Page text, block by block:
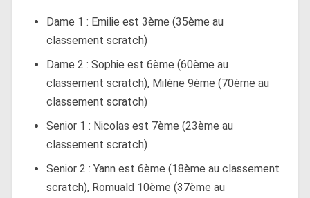
Dame 1 : Emilie est 3ème (35ème au
classement scratch)
Dame 2 : Sophie est 6ème (60ème au
classement scratch), Milène 9ème (70ème au
classement scratch)
Senior 1 : Nicolas est 7ème (23ème au
classement scratch)
Senior 2 : Yann est 6ème (18ème au classement
scratch), Romuald 10ème (37ème au